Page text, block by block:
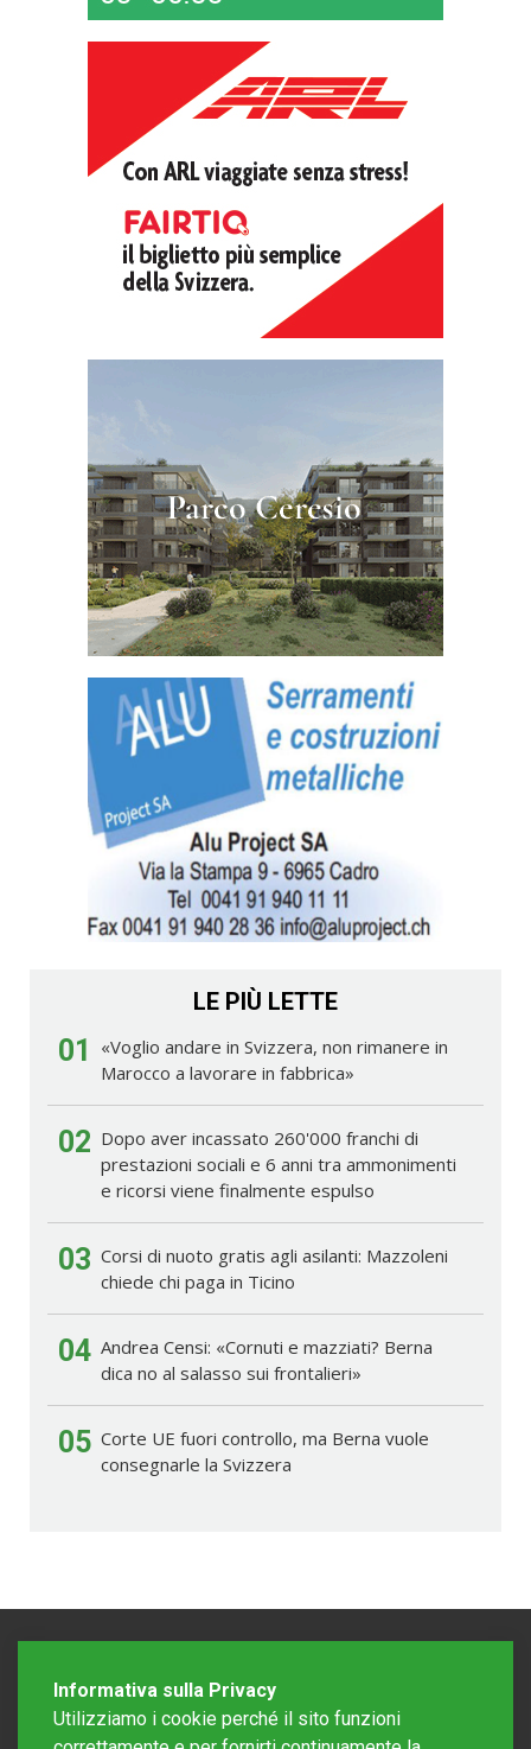
LE PIÙ LETTE
01
«Voglio andare in Svizzera, non rimanere in
Marocco a lavorare in fabbrica»
02 Dopo aver incassato 260'000 franchi di
prestazioni sociali e 6 anni tra ammonimenti
e ricorsi viene finalmente espulso
03 Corsi di nuoto gratis agli asilanti: Mazzoleni
chiede chi paga in Ticino
04 Andrea Censi: «Cornuti e mazziati? Berna
dica no al salasso sui frontalieri»
05 Corte UE fuori controllo, ma Berna vuole
consegnarle la Svizzera
Informativa sulla Privacy
Utilizziamo i cookie perché il sito funzioni